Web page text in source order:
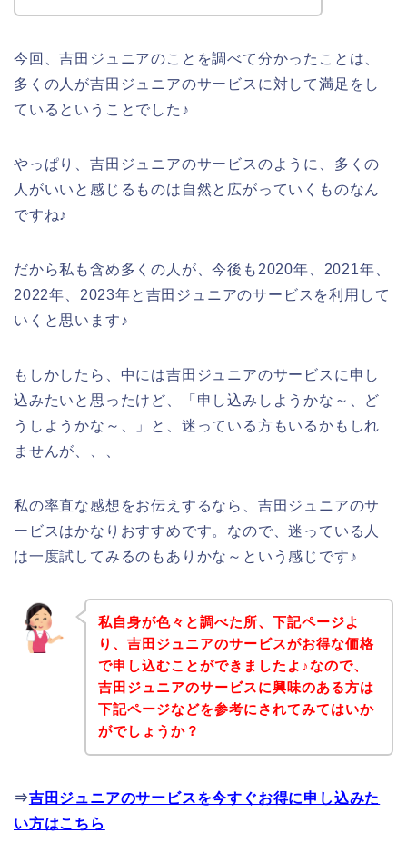
今回、吉田ジュニアのことを調べて分かったことは、
多くの人が吉田ジュニアのサービスに対して満足をし
ているということでした♪
やっぱり、吉田ジュニアのサービスのように、多くの
人がいいと感じるものは自然と広がっていくものなん
ですね♪
だから私も含め多くの人が、今後も2020年、2021年、
2022年、2023年と吉田ジュニアのサービスを利用して
いくと思います♪
もしかしたら、中には吉田ジュニアのサービスに申し
込みたいと思ったけど、「申し込みしようかな～、ど
うしようかな～、」と、迷っている方もいるかもしれ
ませんが、、、
私の率直な感想をお伝えするなら、吉田ジュニアのサ
ービスはかなりおすすめです。なので、迷っている人
は一度試してみるのもありかな～という感じです♪
私自身が色々と調べた所、下記ページよ
り、吉田ジュニアのサービスがお得な価格
で申し込むことができましたよ♪なので、
吉田ジュニアのサービスに興味のある方は
下記ページなどを参考にされてみてはいか
がでしょうか？
⇒吉田ジュニアのサービスを今すぐお得に申し込みた
い方はこちら